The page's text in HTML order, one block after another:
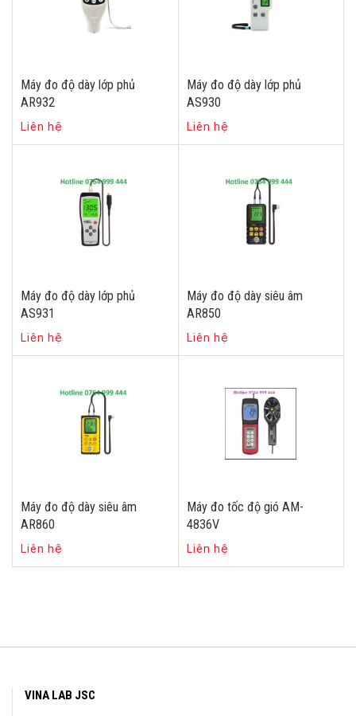
Máy đo độ dày lớp phủ
AR932
Liên hệ
Máy đo độ dày lớp phủ
AS930
Liên hệ
Máy đo độ dày lớp phủ
AS931
Liên hệ
Máy đo độ dày siêu âm
AR850
Liên hệ
Máy đo độ dày siêu âm
AR860
Liên hệ
Máy đo tốc độ gió AM-
4836V
Liên hệ
VINA LAB JSC